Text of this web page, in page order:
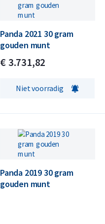
Panda 2021 30 gram
gouden munt
€ 3.731,82
Niet voorradig
Panda 2019 30 gram
gouden munt